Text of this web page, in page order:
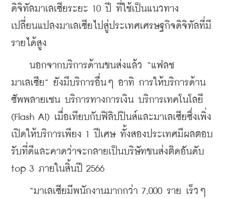
ดิจิทัลมาเลเซียระยะ 10 ปี ที่ใช้เป็นแนวทาง
เปลี่ยนแปลงมาเลเซียไปสู่ประเทศเศรษฐกิจดิจิทัลที่มี
รายได้สูง
นอกจากบริการด้านขนส่งแล้ว “แฟลช
มาเลเซีย” ยังมีบริการอื่นๆ อาทิ การให้บริการด้าน
ซัพพลายเชน บริการทางการเงิน บริการเทคโนโลยี
(Flash AI) เมื่อเทียบกับฟิลิปปินส์และมาเลเซียซึ่งเพิ่ง
เปิดให้บริการเพียง 1 ปีเศษ ทั้งสองประเทศมีผลตอบ
รับที่ดีและคาดว่าจะกลายเป็นบริษัทขนส่งติดอันดับ
top 3 ภายในสิ้นปี 2566
“มาเลเซียมีพนักงานมากกว่า 7,000 ราย เร็วๆ